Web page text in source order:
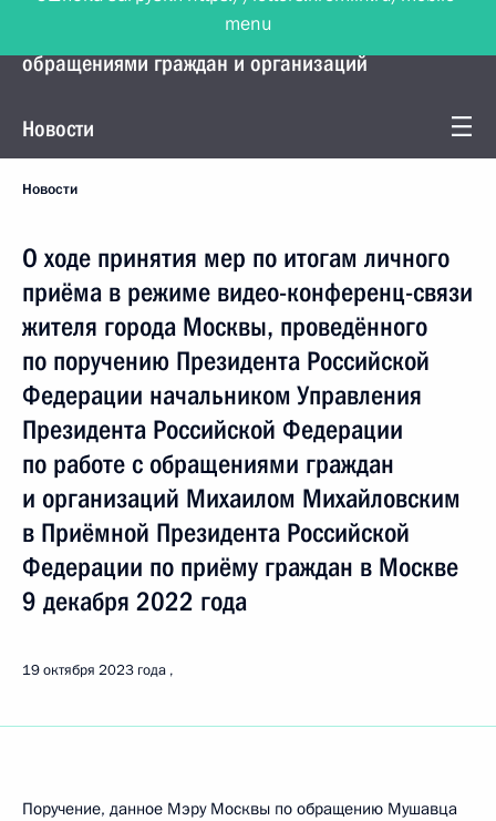
Управление Президента по работе с
обращениями граждан и организаций
Новости
Новости
О ходе принятия мер по итогам личного
приёма в режиме видео-конференц-связи
жителя города Москвы, проведённого
по поручению Президента Российской
Федерации начальником Управления
Президента Российской Федерации
по работе с обращениями граждан
и организаций Михаилом Михайловским
в Приёмной Президента Российской
Федерации по приёму граждан в Москве
9 декабря 2022 года
19 октября 2023 года
Поручение, данное Мэру Москвы по обращению Мушавца
menu